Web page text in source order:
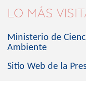
LO MÁS
Ministerio de
Ambiente
Sitio Web de la